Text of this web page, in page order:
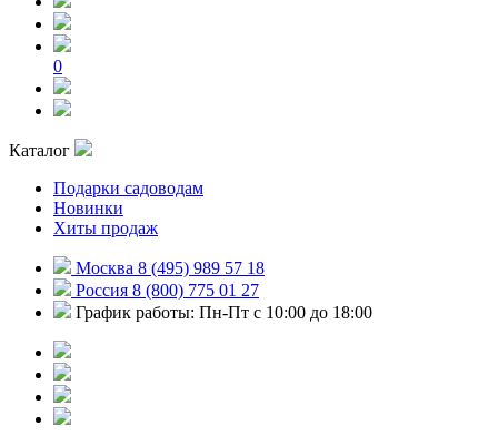
0
Каталог
Подарки садоводам
Новинки
Хиты продаж
Москва 8 (495) 989 57 18
Россия 8 (800) 775 01 27
График работы: Пн-Пт с 10:00 до 18:00